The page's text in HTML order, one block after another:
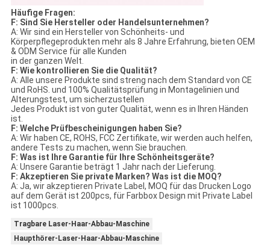
Häufige Fragen:
F: Sind Sie Hersteller oder Handelsunternehmen?
A: Wir sind ein Hersteller von Schönheits- und
Körperpflegeprodukten mehr als 8 Jahre Erfahrung, bieten OEM
& ODM Service für alle Kunden
in der ganzen Welt.
F: Wie kontrollieren Sie die Qualität?
A: Alle unsere Produkte sind streng nach dem Standard von CE
und RoHS. und 100% Qualitätsprüfung in Montagelinien und
Alterungstest, um sicherzustellen
Jedes Produkt ist von guter Qualität, wenn es in Ihren Händen
ist.
F: Welche Prüfbescheinigungen haben Sie?
A: Wir haben CE, ROHS, FCC Zertifikate, wir werden auch helfen,
andere Tests zu machen, wenn Sie brauchen.
F: Was ist Ihre Garantie für Ihre Schönheitsgeräte?
A: Unsere Garantie beträgt 1 Jahr nach der Lieferung.
F: Akzeptieren Sie private Marken? Was ist die MOQ?
A: Ja, wir akzeptieren Private Label, MOQ für das Drucken Logo
auf dem Gerät ist 200pcs, für Farbbox Design mit Private Label
ist 1000pcs.
Tragbare Laser-Haar-Abbau-Maschine
Haupthörer-Laser-Haar-Abbau-Maschine